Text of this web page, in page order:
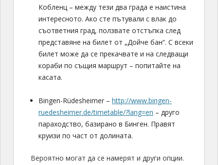
Кобленц – между тези два града е наистина
интересното. Ако сте пътували с влак до
съответния град, ползвате отстъпка след
представяне на билет от „Дойче бан“. С всеки
билет може да се прекачвате и на следващи
кораби по същия маршрут – попитайте на
касата.
Bingen-Rüdesheimer – http://www.bingen-
ruedesheimer.de/timetable/?lang=en – друго
параходство, базирано в Бинген. Правят
круизи по част от долината.
Вероятно могат да се намерят и други опции.